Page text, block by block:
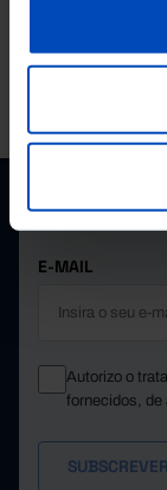
A PORDATA É UM
MANTENHA-SE A
E-MAIL
Autorizo o
fornecidos, de